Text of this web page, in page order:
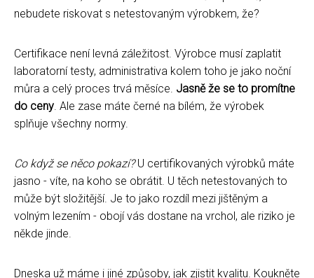
nebudete riskovat s netestovaným výrobkem, že?
Certifikace není levná záležitost. Výrobce musí zaplatit
laboratorní testy, administrativa kolem toho je jako noční
můra a celý proces trvá měsíce. Jasně že se to promítne
do ceny. Ale zase máte černé na bílém, že výrobek
splňuje všechny normy.
Co když se něco pokazí?U certifikovaných výrobků máte
jasno - víte, na koho se obrátit. U těch netestovaných to
může být složitější. Je to jako rozdíl mezi jištěným a
volným lezením - obojí vás dostane na vrchol, ale riziko je
někde jinde.
Dneska už máme i jiné způsoby, jak zjistit kvalitu. Koukněte